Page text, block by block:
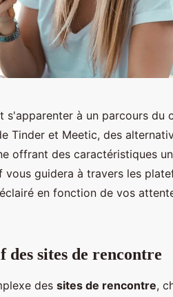
s'apparenter à un parcours du
Tinder et Meetic, des
offrant des caractéristiques
guidera à travers les
en fonction de vos
sites de rencontre
des sites de rencontre,